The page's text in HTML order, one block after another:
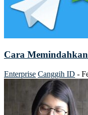
Cara
Enterprise Canggih ID -